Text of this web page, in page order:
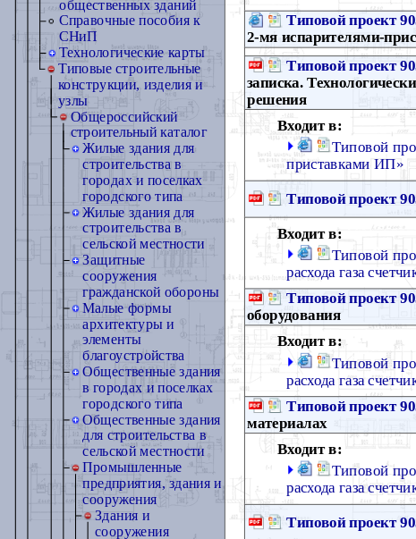
общественных зданий
Справочные пособия к
СНиП
Технологические карты
Типовые строительные
конструкции, изделия и
узлы
Общероссийский
строительный каталог
Жилые здания для
строительства в
городах и поселках
городского типа
Жилые здания для
строительства в
сельской местности
Защитные
сооружения
гражданской обороны
Малые формы
архитектуры и
элементы
благоустройства
Общественные здания
в городах и поселках
городского типа
Общественные здания
для строительства в
сельской местности
Промышленные
предприятия, здания и
сооружения
Здания и
сооружения
Типовой проект
2-мя испарителями-
Типовой проект
записка.
решения
Входит в:
Типовой
приставками ИП»
Типовой проект
Входит в:
Типовой
расхода газа
Типовой проект
оборудования
Входит в:
Типовой
расхода газа
Типовой проект
материалах
Входит в:
Типовой
расхода газа
Типовой проект